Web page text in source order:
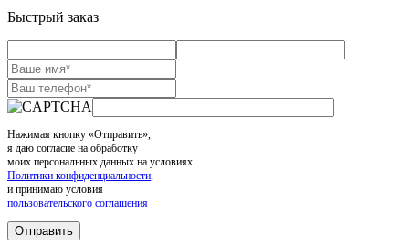
Быстрый заказ
Нажимая кнопку «Отправить»,
я даю согласие на обработку
моих персональных данных на условиях
Политики конфиденциальности,
и принимаю условия
пользовательского соглашения